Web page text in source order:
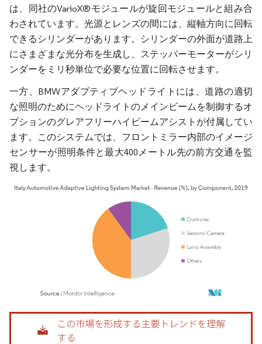
は、同社のVarioX®モジュールが旋回モジュールと組み合
わされています。光源とレンズの間には、縦軸方向に回転
できるシリンダーがあります。シリンダーの外面が道路上
にさまざまな光分布を生成し、ステッパーモーターがシリ
ンダーをミリ秒単位で必要な位置に回転させます。
一方、BMWアダプティブヘッドライトには、道路の適切
な照明のためにヘッドライトのメインビームを制御するオ
プションのグレアフリーハイビームアシストが付属してい
ます。このシステムでは、フロントミラー内部のイメージ
センサーが照明条件と最大400メートル先の前方交通を監
視します。
画像 © Mordor Intelligence。再利用にはCC BY 4.0の表示が必要です。